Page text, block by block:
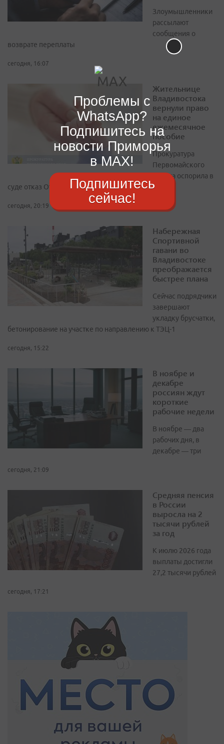
Злоумышленники
рассылают
сообщения о
возврате переплаты
сегодня, 16:07
Жительнице
Владивостока
вернули право
на единое
ежемесячное
пособие
Прокуратура
Первомайского
района оспорила в
суде отказ Отделения Соцфонда по Приморью
сегодня, 20:19
Набережная
Спортивной
гавани во
Владивостоке
преображается
быстрее плана
Сейчас подрядчики
завершают
укладку брусчатки,
бетонирование на участке по направлению к ТЭЦ-1
сегодня, 15:22
В ноябре и
декабре
россиян ждут
короткие
рабочие недели
В ноябре — два
рабочих дня, в
декабре — три
сегодня, 21:09
Средняя пенсия
в России
выросла на 2
тысячи рублей
за год
К июлю 2026 года
выплаты достигли
27,2 тысячи рублей
сегодня, 17:21
Проблемы с
WhatsApp?
Подпишитесь на
новости Приморья
в MAX!
Подпишитесь
сейчас!